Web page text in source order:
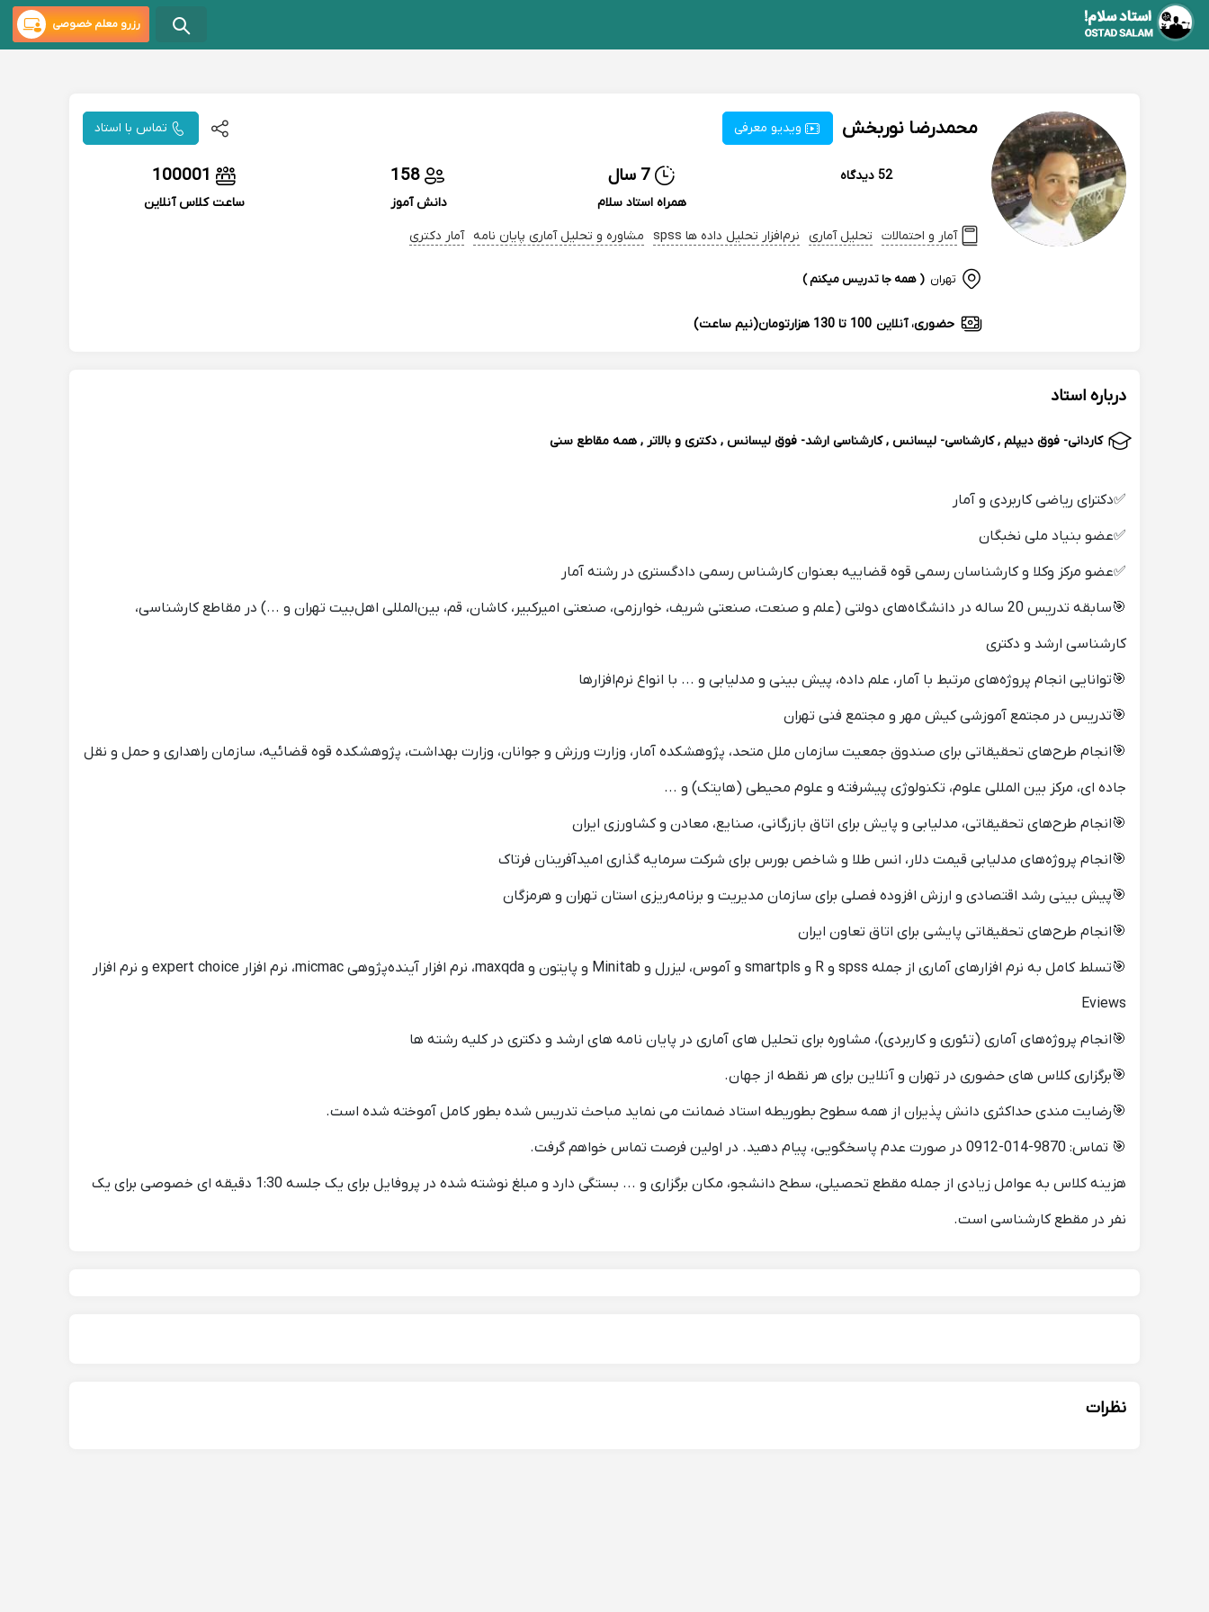
رزرو معلم خصوصی
محمدرضا نوربخش ویدیو معرفی تماس با استاد
52 دیدگاه 7 سال
همراه استاد سلام
158
دانش آموز
100001
ساعت کلاس آنلاین
آمار و احتمالات تحلیل آماری نرم‌افزار تحلیل داده ها spss مشاوره و تحلیل آماری پایان نامه آمار دکتری
تهران ( همه جا تدریس میکنم )
حضوری، آنلاین 100 تا 130 هزارتومان (نیم ساعت)
درباره استاد
کاردانی- فوق دیپلم , کارشناسی- لیسانس , کارشناسی ارشد- فوق لیسانس , دکتری و بالاتر , همه مقاطع سنی
✅دکترای ریاضی کاربردی و آمار
✅عضو بنیاد ملی نخبگان
✅عضو مرکز وکلا و کارشناسان رسمی قوه قضاییه بعنوان کارشناس رسمی دادگستری در رشته آمار
🎯سابقه تدریس 20 ساله در دانشگاه‌های دولتی (علم و صنعت، صنعتی شریف، خوارزمی، صنعتی امیرکبیر، کاشان، قم، بین‌المللی اهل‌بیت تهران و ...) در مقاطع کارشناسی،
کارشناسی ارشد و دکتری
🎯توانایی انجام پروژه‌های مرتبط با آمار، علم داده، پیش بینی و مدلیابی و ... با انواع نرم‌افزارها
🎯تدریس در مجتمع آموزشی کیش مهر و مجتمع فنی تهران
🎯انجام طرح‌های تحقیقاتی برای صندوق جمعیت سازمان ملل متحد، پژوهشکده آمار، وزارت ورزش و جوانان، وزارت بهداشت، پژوهشکده قوه قضائیه، سازمان راهداری و حمل و نقل
جاده ای، مرکز بین المللی علوم، تکنولوژی پیشرفته و علوم محیطی (هایتک) و ...
🎯انجام طرح‌های تحقیقاتی، مدلیابی و پایش برای اتاق بازرگانی، صنایع، معادن و کشاورزی ایران
🎯انجام پروژه‌های مدلیابی قیمت دلار، انس طلا و شاخص بورس برای شرکت سرمایه گذاری امیدآفرینان فرتاک
🎯پیش بینی رشد اقتصادی و ارزش افزوده فصلی برای سازمان مدیریت و برنامه‌ریزی استان تهران و هرمزگان
🎯انجام طرح‌های تحقیقاتی پایشی برای اتاق تعاون ایران
🎯تسلط کامل به نرم افزارهای آماری از جمله spss و R و smartpls و آموس، لیزرل و Minitab و پایتون و maxqda، نرم افزار آینده‌پژوهی micmac، نرم افزار expert choice و نرم افزار
Eviews
🎯انجام پروژه‌های آماری (تئوری و کاربردی)، مشاوره برای تحلیل های آماری در پایان نامه های ارشد و دکتری در کلیه رشته ها
🎯برگزاری کلاس های حضوری در تهران و آنلاین برای هر نقطه از جهان.
🎯رضایت مندی حداکثری دانش پذیران از همه سطوح بطوریطه استاد ضمانت می نماید مباحث تدریس شده بطور کامل آموخته شده است.
🎯 تماس: 9870-014-0912 در صورت عدم پاسخگویی، پیام دهید. در اولین فرصت تماس خواهم گرفت.
هزینه کلاس به عوامل زیادی از جمله مقطع تحصیلی، سطح دانشجو، مکان برگزاری و ... بستگی دارد و مبلغ نوشته شده در پروفایل برای یک جلسه 1:30 دقیقه ای خصوصی برای یک
نفر در مقطع کارشناسی است.
نظرات